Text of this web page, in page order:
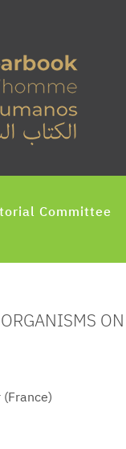
Committee
ON
(France)